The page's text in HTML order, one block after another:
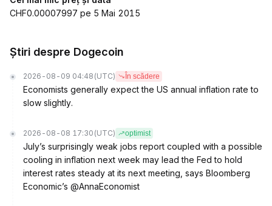
CHF0.00007997 pe 5 Mai 2015
Știri despre Dogecoin
2026-08-09 04:48 (UTC) În scădere
Economists generally expect the US annual inflation rate to
slow slightly.
2026-08-08 17:30 (UTC) optimist
July’s surprisingly weak jobs report coupled with a possible
cooling in inflation next week may lead the Fed to hold
interest rates steady at its next meeting, says Bloomberg
Economic’s @AnnaEconomist